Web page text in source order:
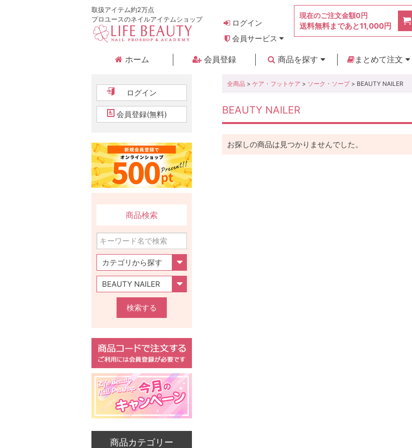
取扱アイテム約2万点
プロユースのネイルアイテムショップ
ログイン
会員サービス
現在のご注文金額0円
送料無料まであと11,000円
ホーム 会員登録
商品を探す
まとめて注文
全商品 > ケア・フットケア > ソーク・ソープ> BEAUTY NAILER
BEAUTY NAILER
お探しの商品は見つかりませんでした。
ログイン
会員登録(無料)
商品検索
検索する
商品カテゴリー